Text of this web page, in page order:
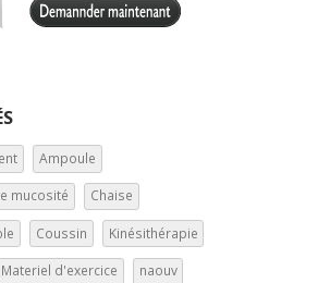
Ampoule
mucosité Chaise
Coussin Kinésithérapie
Materiel d'exercice naouv